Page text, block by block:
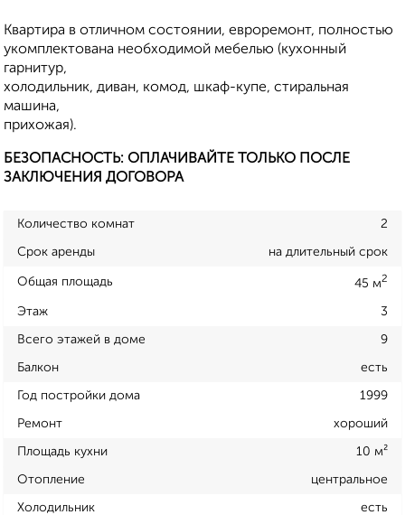
Квартира в отличном состоянии, евроремонт, полностью
укомплектована необходимой мебелью (кухонный
гарнитур,
холодильник, диван, комод, шкаф-купе, стиральная
машина,
прихожая).
БЕЗОПАСНОСТЬ: ОПЛАЧИВАЙТЕ ТОЛЬКО ПОСЛЕ
ЗАКЛЮЧЕНИЯ ДОГОВОРА
Количество комнат 2
Срок аренды на длительный срок
Общая площадь 45 м2
Этаж 3
Всего этажей в доме 9
Балкон есть
Год постройки дома 1999
Ремонт хороший
Площадь кухни 10 м²
Отопление центральное
Холодильник есть